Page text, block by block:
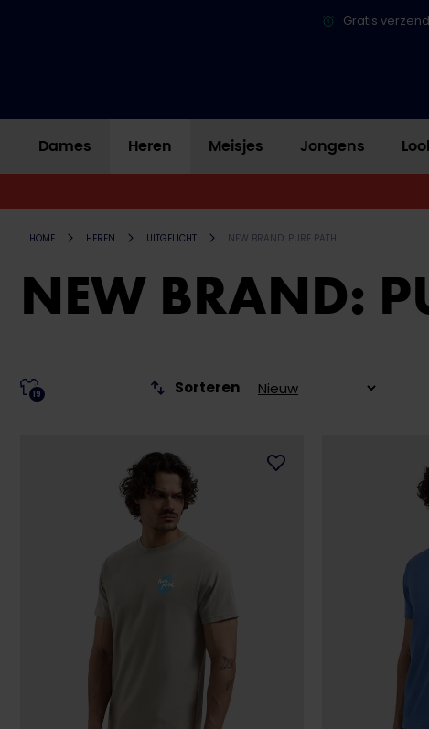
Gratis
Dames Heren Meisjes Jongens
HOME HEREN UITGELICHT NEW BRAND: PURE PATH
NEW BRAND:
19 Sorteren